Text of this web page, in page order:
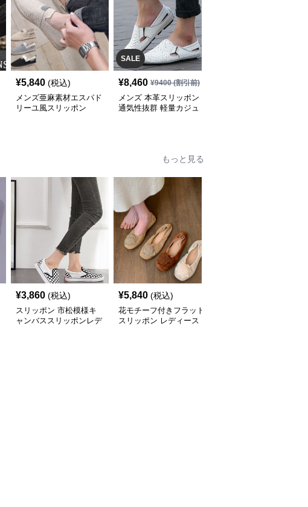
¥5,840 (税込)
メンズ亜麻素材エスパド
リーユ風スリッポン
SALE
¥8,460 ¥9400(割引前)
メンズ 本革スリッポン
通気性抜群 軽量カジュ
もっと見る
¥3,860 (税込)
スリッポン 市松模様キ
ャンバススリッポンレデ
¥5,840 (税込)
花モチーフ付きフラット
スリッポン レディース